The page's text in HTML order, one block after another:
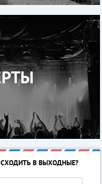
В ВЫХОДНЫЕ?